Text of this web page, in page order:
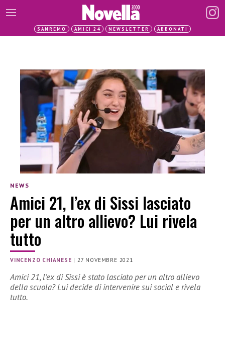
SANREMO AMICI 24 NEWSLETTER ABBONATI
NEWS
Amici 21, l’ex di Sissi lasciato
per un altro allievo? Lui rivela
tutto
VINCENZO CHIANESE |27 NOVEMBRE 2021
Amici 21, l’ex di Sissi è stato lasciato per un altro allievo
della scuola? Lui decide di intervenire sui social e rivela
tutto.